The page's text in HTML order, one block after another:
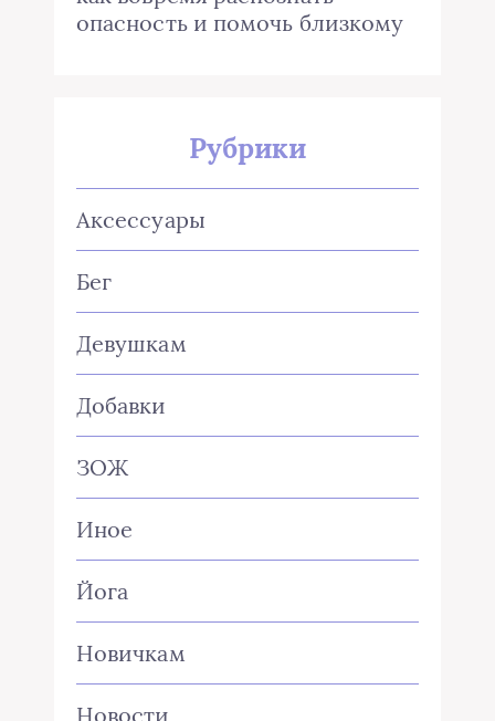
опасность и помочь близкому
Рубрики
Аксессуары
Бег
Девушкам
Добавки
ЗОЖ
Иное
Йога
Новичкам
Новости